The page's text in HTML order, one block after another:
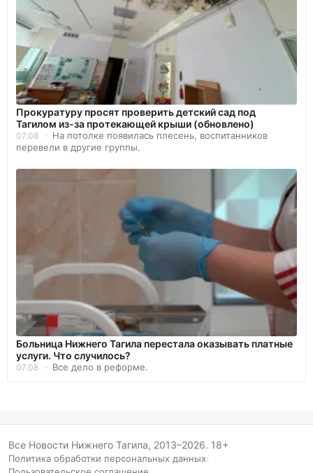
Прокуратуру просят проверить детский сад под
Тагилом из-за протекающей крыши (обновлено)
07.08
На потолке появилась плесень, воспитанников
перевели в другие группы.
Больница Нижнего Тагила перестала оказывать платные
услуги. Что случилось?
07.08 Все дело в реформе.
Все Новости Нижнего Тагила, 2013–2026. 18+
Политика обработки персональных данных/